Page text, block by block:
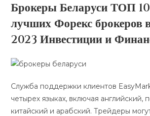
Брокеры Беларуси ТОП
лучших Форекс брокеров
2023 Инвестиции и
Служба поддержки клиентов
четырех языках, включая английский,
китайский и арабский. Трейдеры